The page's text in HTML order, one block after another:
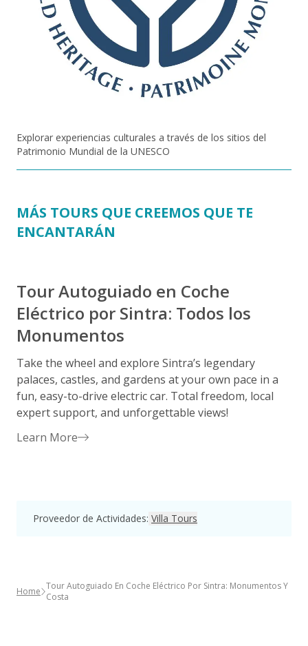
Explorar experiencias culturales a través de los sitios del
Patrimonio Mundial de la UNESCO
MÁS TOURS QUE CREEMOS QUE TE
ENCANTARÁN
Tour Autoguiado en Coche
Eléctrico por Sintra: Todos los
Monumentos
Take the wheel and explore Sintra’s legendary
palaces, castles, and gardens at your own pace in a
fun, easy-to-drive electric car. Total freedom, local
expert support, and unforgettable views!
Learn More
Proveedor de Actividades: Villa Tours
Home Tour Autoguiado En Coche Eléctrico Por Sintra: Monumentos Y
Costa